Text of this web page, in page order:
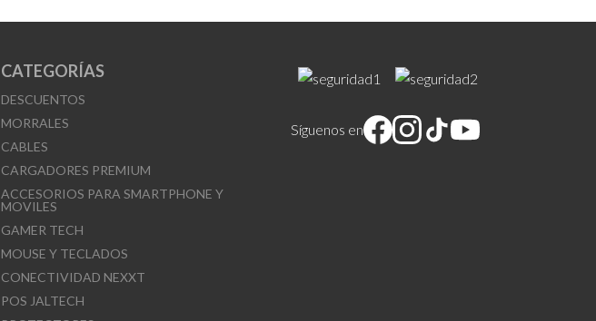
CATEGORÍAS
DESCUENTOS
MORRALES
CABLES
CARGADORES PREMIUM
ACCESORIOS PARA SMARTPHONE Y
MOVILES
GAMER TECH
MOUSE Y TECLADOS
CONECTIVIDAD NEXXT
POS JALTECH
Síguenos en